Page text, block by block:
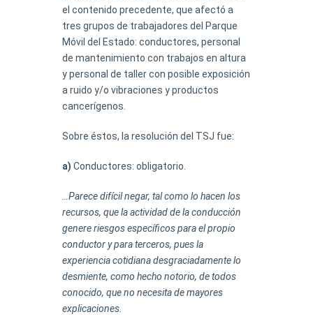
el contenido precedente, que afectó a
tres grupos de trabajadores del Parque
Móvil del Estado: conductores, personal
de mantenimiento con trabajos en altura
y personal de taller con posible exposición
a ruido y/o vibraciones y productos
cancerígenos.
Sobre éstos, la resolución del TSJ fue:
a) Conductores: obligatorio.
…Parece difícil negar, tal como lo hacen los
recursos, que la actividad de la conducción
genere riesgos específicos para el propio
conductor y para terceros, pues la
experiencia cotidiana desgraciadamente lo
desmiente, como hecho notorio, de todos
conocido, que no necesita de mayores
explicaciones.